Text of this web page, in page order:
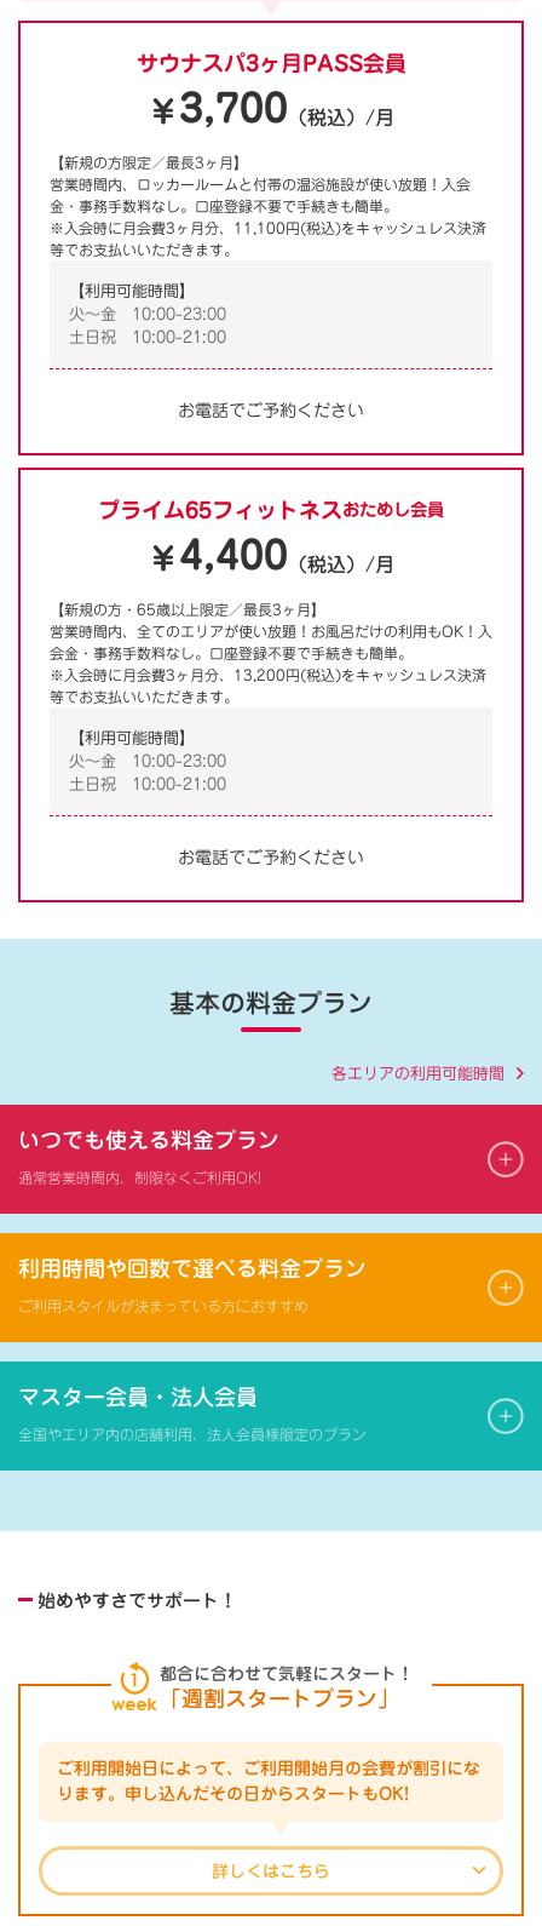
サウナスパ3ヶ月PASS会員
￥ 3,700 （税込）/月
【新規の方限定／最長3ヶ月】
営業時間内、ロッカールームと付帯の温浴施設が使い放題！入会
金・事務手数料なし。口座登録不要で手続きも簡単。
※入会時に月会費3ヶ月分、11,100円(税込)をキャッシュレス決済
等でお支払いいただきます。
【利用可能時間】
火～金 10:00-23:00
土日祝 10:00-21:00
お電話でご予約ください
プライム65フィットネス おためし会員
￥ 4,400 （税込）/月
【新規の方・65歳以上限定／最長3ヶ月】
営業時間内、全てのエリアが使い放題！お風呂だけの利用もOK！入
会金・事務手数料なし。口座登録不要で手続きも簡単。
※入会時に月会費3ヶ月分、13,200円(税込)をキャッシュレス決済
等でお支払いいただきます。
【利用可能時間】
火～金 10:00-23:00
土日祝 10:00-21:00
お電話でご予約ください
基本の料金プラン
各エリアの利用可能時間
いつでも使える料金プラン
通常営業時間内、制限なくご利用OK!
利用時間や回数で選べる料金プラン
ご利用スタイルが決まっている方におすすめ
マスター会員・法人会員
全国やエリア内の店舗利用、法人会員様限定のプラン
始めやすさでサポート！
都合に合わせて気軽にスタート！
「週割スタートプラン」
ご利用開始日によって、ご利用開始月の会費が割引にな
ります。 申し込んだその日からスタートもOK!
詳しくはこちら